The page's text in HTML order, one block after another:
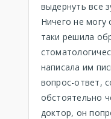
выдернуть все
Ничего не могу
таки решила
написала им
вопрос-ответ,
обстоятельно
доктор, он